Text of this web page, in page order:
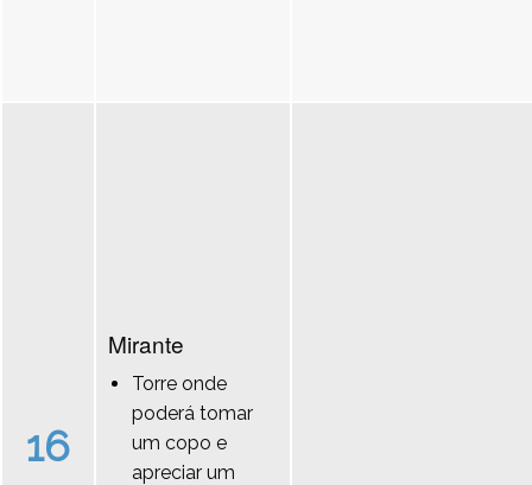
16
Mirante
Torre onde
poderá tomar
um copo e
apreciar um